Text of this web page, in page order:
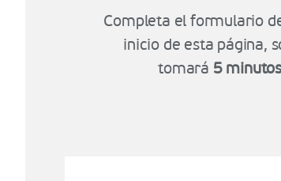
Completa el formulario
inicio de esta página,
tomará 5